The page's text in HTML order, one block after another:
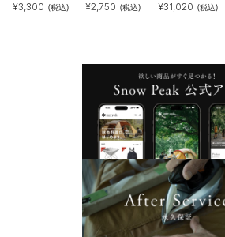
¥3,300 (税込) ¥2,750 (税込) ¥31,020 (税込)